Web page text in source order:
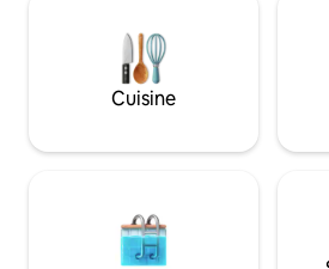
gaz et lave-linge. Balcon spacieux avec
belle vue et barbecue. Chambre avec lit
queen size, grand placard et
Cuisine